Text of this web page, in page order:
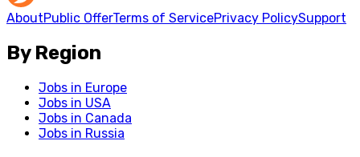
AboutPublic OfferTerms of ServicePrivacy PolicySupport
By Region
Jobs in Europe
Jobs in USA
Jobs in Canada
Jobs in Russia